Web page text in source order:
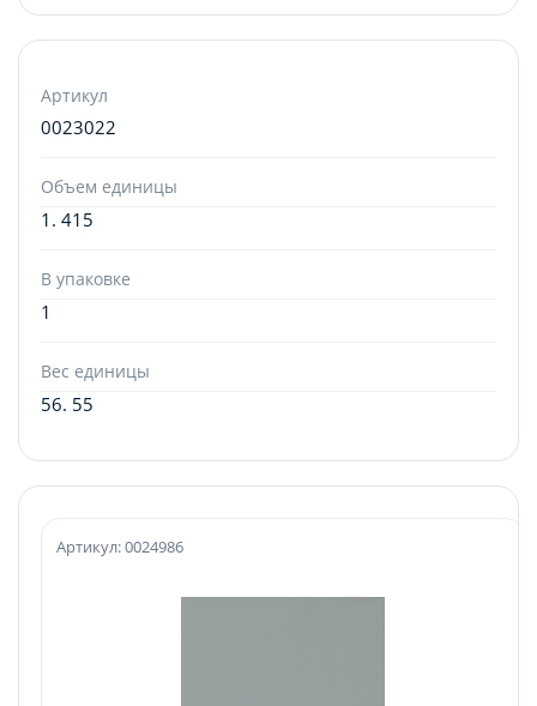
Артикул
0023022
Объем единицы
1. 415
В упаковке
1
Вес единицы
56. 55
Артикул: 0024986